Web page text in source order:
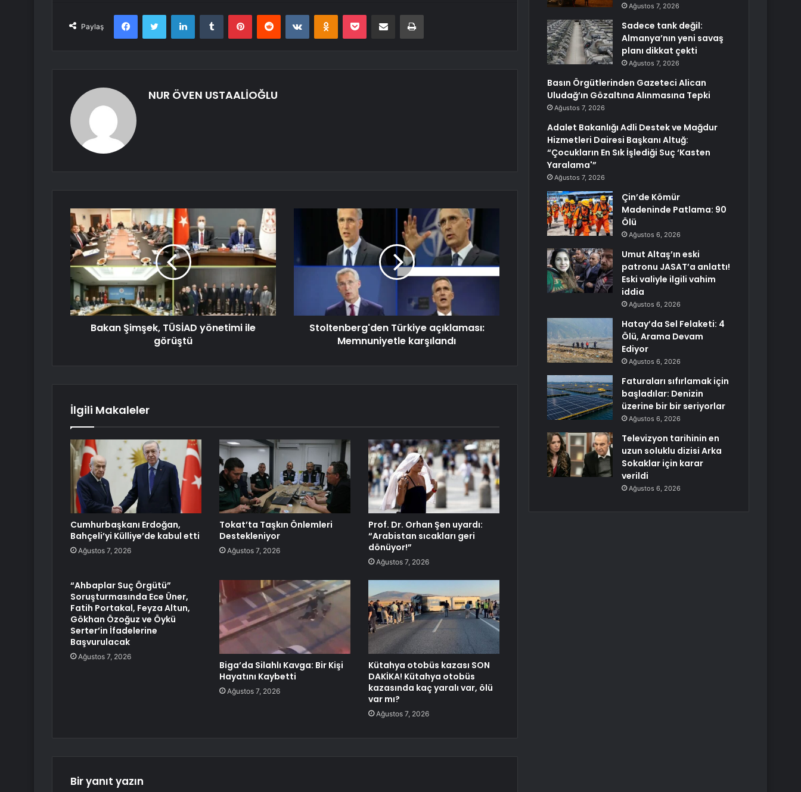
Paylaş
FacebookTwitter LinkedInTumblr PinterestReddit VKontakteOdnoklassniki
Pocket E-Posta ile paylaş Yazdır
NUR ÖVEN USTAALİOĞLU
Bakan Şimşek, TÜSİAD yönetimi ile
görüştü
Stoltenberg'den Türkiye açıklaması:
Memnuniyetle karşılandı
İlgili Makaleler
Cumhurbaşkanı Erdoğan,
Bahçeli’yi Külliye’de kabul etti
Ağustos 7, 2026
Tokat’ta Taşkın Önlemleri
Destekleniyor
Ağustos 7, 2026
Prof. Dr. Orhan Şen uyardı:
“Arabistan sıcakları geri
dönüyor!”
Ağustos 7, 2026
“Ahbaplar Suç Örgütü”
Soruşturmasında Ece Üner,
Fatih Portakal, Feyza Altun,
Gökhan Özoğuz ve Öykü
Serter’in İfadelerine
Başvurulacak
Ağustos 7, 2026
Biga’da Silahlı Kavga: Bir Kişi
Hayatını Kaybetti
Ağustos 7, 2026
Kütahya otobüs kazası SON
DAKİKA! Kütahya otobüs
kazasında kaç yaralı var, ölü
var mı?
Ağustos 7, 2026
Bir yanıt yazın
Ağustos 7, 2026
Sadece tank değil:
Almanya’nın yeni savaş
planı dikkat çekti
Ağustos 7, 2026
Basın Örgütlerinden Gazeteci Alican
Uludağ’ın Gözaltına Alınmasına Tepki
Ağustos 7, 2026
Adalet Bakanlığı Adli Destek ve Mağdur
Hizmetleri Dairesi Başkanı Altuğ:
“Çocukların En Sık İşlediği Suç ‘Kasten
Yaralama'”
Ağustos 7, 2026
Çin’de Kömür
Madeninde Patlama: 90
Ölü
Ağustos 6, 2026
Umut Altaş’ın eski
patronu JASAT’a anlattı!
Eski valiyle ilgili vahim
iddia
Ağustos 6, 2026
Hatay’da Sel Felaketi: 4
Ölü, Arama Devam
Ediyor
Ağustos 6, 2026
Faturaları sıfırlamak için
başladılar: Denizin
üzerine bir bir seriyorlar
Ağustos 6, 2026
Televizyon tarihinin en
uzun soluklu dizisi Arka
Sokaklar için karar
verildi
Ağustos 6, 2026